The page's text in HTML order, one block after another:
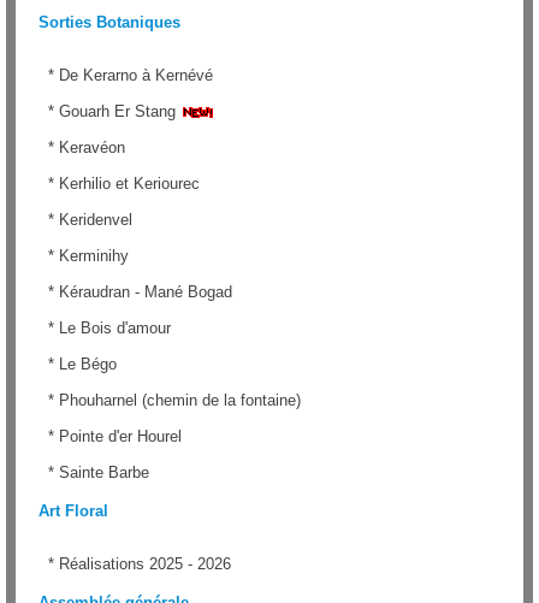
Sorties Botaniques
* De Kerarno à Kernévé
* Gouarh Er Stang
* Keravéon
* Kerhilio et Keriourec
* Keridenvel
* Kerminihy
* Kéraudran - Mané Bogad
*
Le Bois d'amour
*
Le Bégo
* Phouharnel (chemin de la fontaine)
* Pointe d'er Hourel
* Sainte Barbe
Art Floral
* Réalisations 2025 - 2026